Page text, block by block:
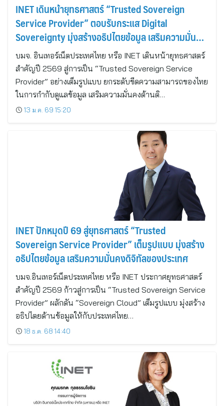
INET เดินหน้ายุทธศาสตร์ “Trusted Sovereign
Service Provider” ตอบรับกระแส Digital
Sovereignty มุ่งสร้างอธิปไตยข้อมูล เสริมความมั่นคง
ดิจิทัลของประเทศ
บมจ. อินเทอร์เน็ตประเทศไทย หรือ INET เดินหน้ายุทธศาสตร์
สำคัญปี 2569 สู่การเป็น “Trusted Sovereign Service
Provider” อย่างเต็มรูปแบบ ยกระดับขีดความสามารถของไทย
ในการกำกับดูแลข้อมูล เสริมความมั่นคงด้านดิ…
13 ม.ค. 69 15:20
INET ปักหมุดปี 69 สู่ยุทธศาสตร์ “Trusted
Sovereign Service Provider” เต็มรูปแบบ มุ่งสร้าง
อธิปไตยข้อมูล เสริมความมั่นคงดิจิทัลของประเทศ
บมจ.อินเทอร์เน็ตประเทศไทย หรือ INET ประกาศยุทธศาสตร์
สำคัญปี 2569 ก้าวสู่การเป็น “Trusted Sovereign Service
Provider” ผลักดัน “Sovereign Cloud” เต็มรูปแบบ มุ่งสร้าง
อธิปไตยด้านข้อมูลให้กับประเทศไทย…
18 ธ.ค. 68 14:40